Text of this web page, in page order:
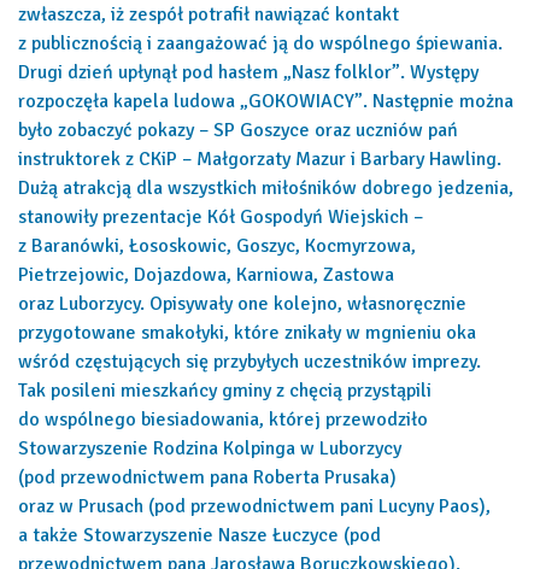
zwłaszcza, iż zespół potrafił nawiązać kontakt
z publicznością i zaangażować ją do wspólnego śpiewania.
Drugi dzień upłynął pod hasłem „Nasz folklor”. Występy
rozpoczęła kapela ludowa „GOKOWIACY”. Następnie można
było zobaczyć pokazy – SP Goszyce oraz uczniów pań
instruktorek z CKiP – Małgorzaty Mazur i Barbary Hawling.
Dużą atrakcją dla wszystkich miłośników dobrego jedzenia,
stanowiły prezentacje Kół Gospodyń Wiejskich –
z Baranówki, Łososkowic, Goszyc, Kocmyrzowa,
Pietrzejowic, Dojazdowa, Karniowa, Zastowa
oraz Luborzycy. Opisywały one kolejno, własnoręcznie
przygotowane smakołyki, które znikały w mgnieniu oka
wśród częstujących się przybyłych uczestników imprezy.
Tak posileni mieszkańcy gminy z chęcią przystąpili
do wspólnego biesiadowania, której przewodziło
Stowarzyszenie Rodzina Kolpinga w Luborzycy
(pod przewodnictwem pana Roberta Prusaka)
oraz w Prusach (pod przewodnictwem pani Lucyny Paos),
a także Stowarzyszenie Nasze Łuczyce (pod